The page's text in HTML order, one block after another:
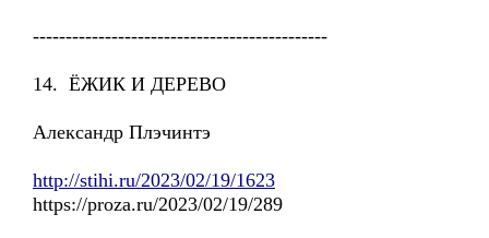
---------------------------------------------
14. ЁЖИК И ДЕРЕВО
Александр Плэчинтэ
http://stihi.ru/2023/02/19/1623
https://proza.ru/2023/02/19/289